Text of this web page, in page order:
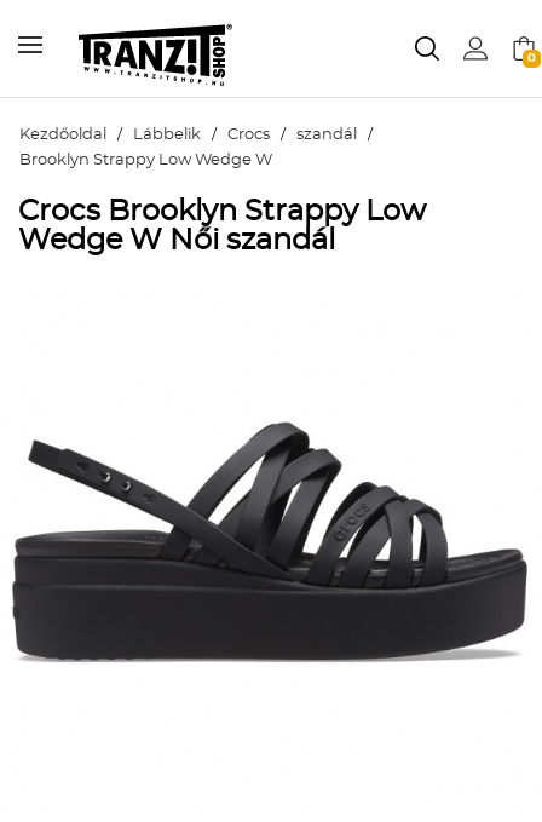
0
Kezdőoldal / Lábbelik / Crocs / szandál /
Brooklyn Strappy Low Wedge W
Crocs Brooklyn Strappy Low
Wedge W Női szandál